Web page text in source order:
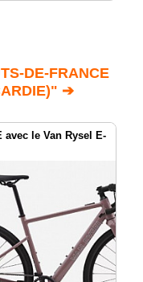
DE-FRANCE
➔
avec le Van Rysel E-